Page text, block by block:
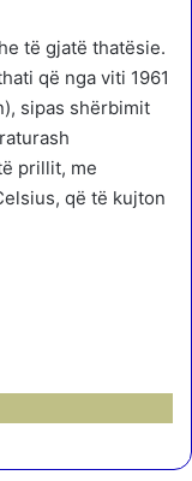
të gjatë thatësie.
që nga viti 1961
sipas shërbimit
prillit, me
që të kujton